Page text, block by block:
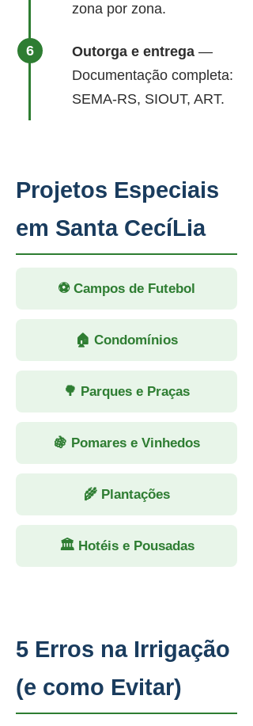
zona por zona.
Outorga e entrega —
Documentação completa:
SEMA-RS, SIOUT, ART.
Projetos Especiais
em Santa CecíLia
⚽ Campos de Futebol
🏠 Condomínios
🌳 Parques e Praças
🍇 Pomares e Vinhedos
🌾 Plantações
🏛 Hotéis e Pousadas
5 Erros na Irrigação
(e como Evitar)